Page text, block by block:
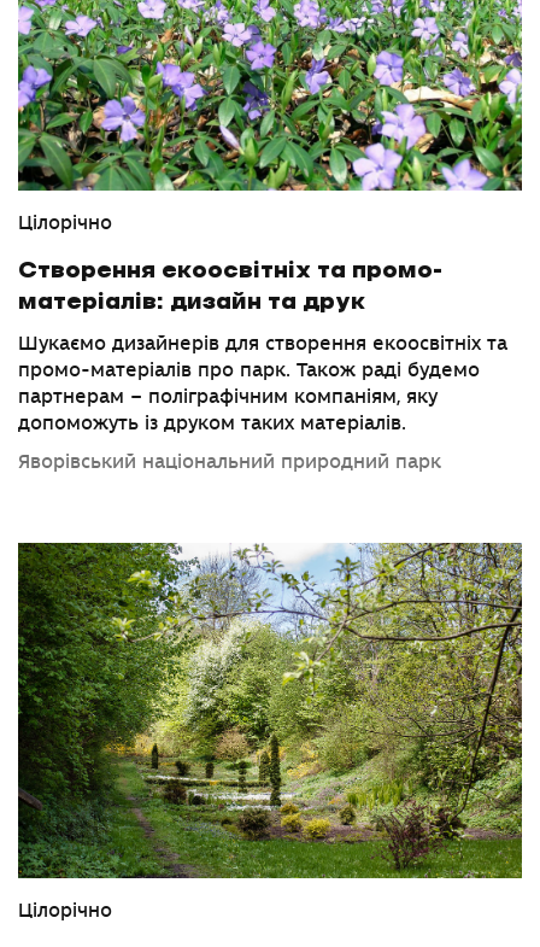
Цілорічно
Створення екоосвітніх та промо-
матеріалів: дизайн та друк
Шукаємо дизайнерів для створення екоосвітніх та
промо-матеріалів про парк. Також раді будемо
партнерам – поліграфічним компаніям, яку
допоможуть із друком таких матеріалів.
Яворівський національний природний парк
Цілорічно